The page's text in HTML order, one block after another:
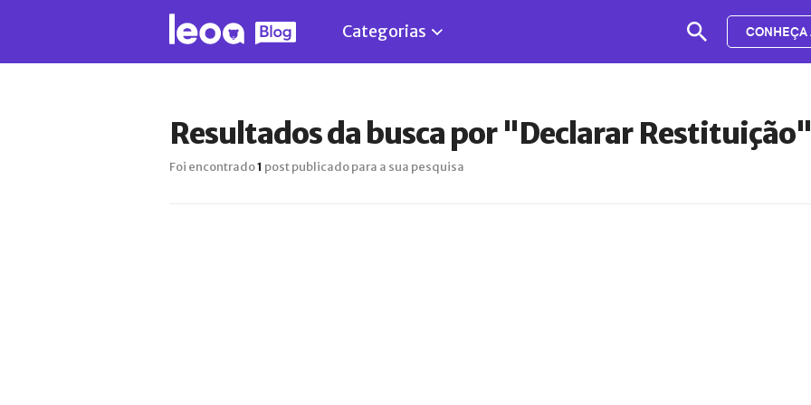
Categorias CONHEÇA
Resultados da busca por "Declarar Restituição"
Foi encontrado1 post publicado para a sua pesquisa